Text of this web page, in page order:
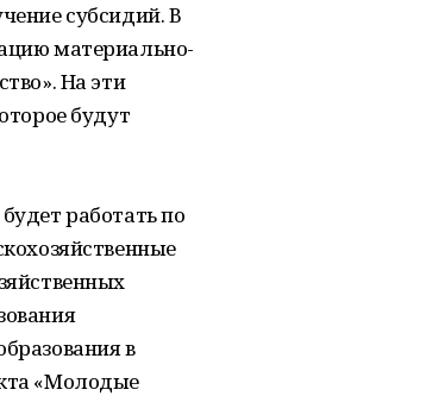
субсидий. В
материально-
На эти
будут
работать по
в
«Молодые